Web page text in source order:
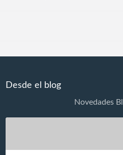
Desde el blog
Novedades